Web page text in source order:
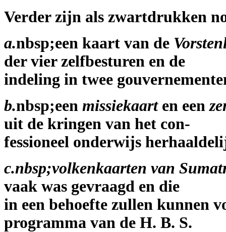
Verder zijn als zwartdrukken
a.nbsp;een kaart van de
der vier zelfbesturen en de
indeling in twee
b.nbsp;een missiekaarten een
uit de kringen van het con-
fessioneel onderwijs
c.nbsp;volkenkaarten van
vaak was gevraagd en die
in een behoefte zullen kunnen
programma van de H. B. S.